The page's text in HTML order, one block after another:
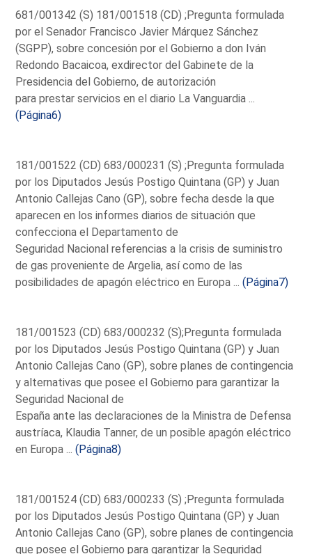
681/001342 (S) 181/001518 (CD) ;Pregunta formulada
por el Senador Francisco Javier Márquez Sánchez
(SGPP), sobre concesión por el Gobierno a don Iván
Redondo Bacaicoa, exdirector del Gabinete de la
Presidencia del Gobierno, de autorización
para prestar servicios en el diario La Vanguardia ...
(Página6)
181/001522 (CD) 683/000231 (S) ;Pregunta formulada
por los Diputados Jesús Postigo Quintana (GP) y Juan
Antonio Callejas Cano (GP), sobre fecha desde la que
aparecen en los informes diarios de situación que
confecciona el Departamento de
Seguridad Nacional referencias a la crisis de suministro
de gas proveniente de Argelia, así como de las
posibilidades de apagón eléctrico en Europa ...(Página7)
181/001523 (CD) 683/000232 (S);Pregunta formulada
por los Diputados Jesús Postigo Quintana (GP) y Juan
Antonio Callejas Cano (GP), sobre planes de contingencia
y alternativas que posee el Gobierno para garantizar la
Seguridad Nacional de
España ante las declaraciones de la Ministra de Defensa
austríaca, Klaudia Tanner, de un posible apagón eléctrico
en Europa ...(Página8)
181/001524 (CD) 683/000233 (S) ;Pregunta formulada
por los Diputados Jesús Postigo Quintana (GP) y Juan
Antonio Callejas Cano (GP), sobre planes de contingencia
que posee el Gobierno para garantizar la Seguridad